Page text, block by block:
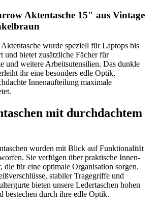
Aktentasche 15" aus Vintage
wurde speziell für Laptops bis
und bietet zusätzliche Fächer für
und weitere Arbeitsutensilien. Das dunkle
ihr eine besonders edle Optik,
Innenaufteilung maximale
mit durchdachtem
wurden mit Blick auf Funktionalität
Sie verfügen über praktische Innen-
die für eine optimale Organisation sorgen.
stabiler Tragegriffe und
bieten unsere Ledertaschen hohen
bestechen durch ihre edle Optik.